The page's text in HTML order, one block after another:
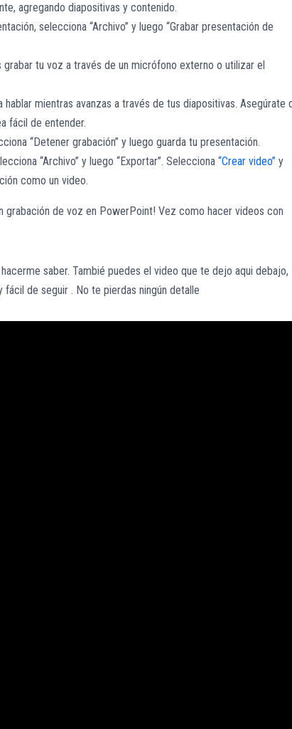
agregando diapositivas y contenido.
selecciona “Archivo” y luego “Grabar presentación de
tu voz a través de un micrófono externo o utilizar el
mientras avanzas a través de tus diapositivas. Asegúrate
fácil de entender.
“Detener grabación” y luego guarda tu presentación.
“Archivo” y luego “Exportar”. Selecciona “Crear video” y
como un video.
grabación de voz en PowerPoint! Vez como hacer videos con
saber. Tambié puedes el video que te dejo aqui debajo,
de seguir . No te pierdas ningún detalle